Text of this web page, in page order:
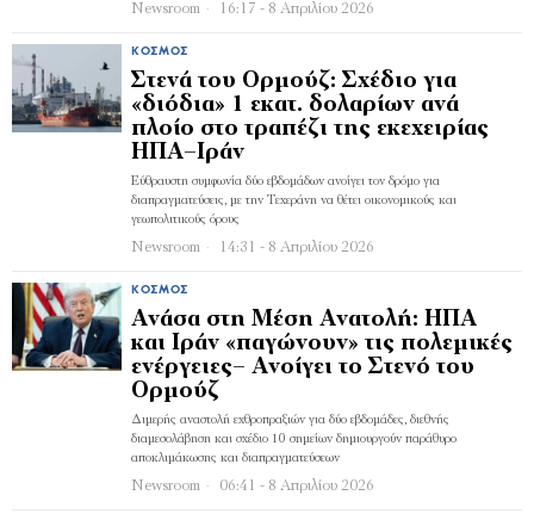
Newsroom 16:17 - 8 Απριλίου 2026
ΚΌΣΜΟΣ
Στενά του Ορμούζ: Σχέδιο για
«διόδια» 1 εκατ. δολαρίων ανά
πλοίο στο τραπέζι της εκεχειρίας
ΗΠΑ–Ιράν
Εύθραυστη συμφωνία δύο εβδομάδων ανοίγει τον δρόμο για
διαπραγματεύσεις, με την Τεχεράνη να θέτει οικονομικούς και
γεωπολιτικούς όρους
Newsroom 14:31 - 8 Απριλίου 2026
ΚΌΣΜΟΣ
Ανάσα στη Μέση Ανατολή: ΗΠΑ
και Ιράν «παγώνουν» τις πολεμικές
ενέργειες– Ανοίγει το Στενό του
Ορμούζ
Διμερής αναστολή εχθροπραξιών για δύο εβδομάδες, διεθνής
διαμεσολάβηση και σχέδιο 10 σημείων δημιουργούν παράθυρο
αποκλιμάκωσης και διαπραγματεύσεων
Newsroom 06:41 - 8 Απριλίου 2026